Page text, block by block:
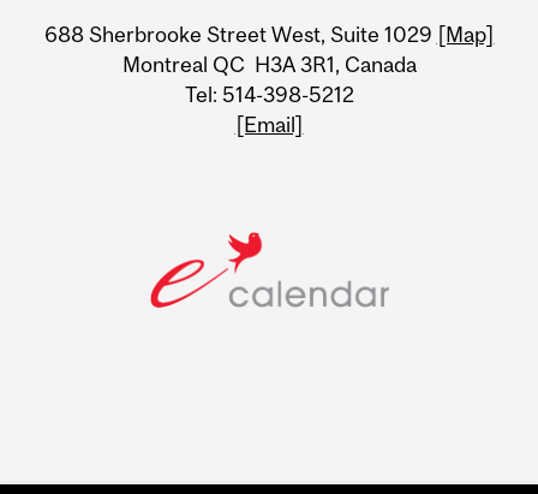
Information
688 Sherbrooke Street West, Suite 1029 [Map]
Montreal QC H3A 3R1, Canada
Tel: 514-398-5212
[Email]